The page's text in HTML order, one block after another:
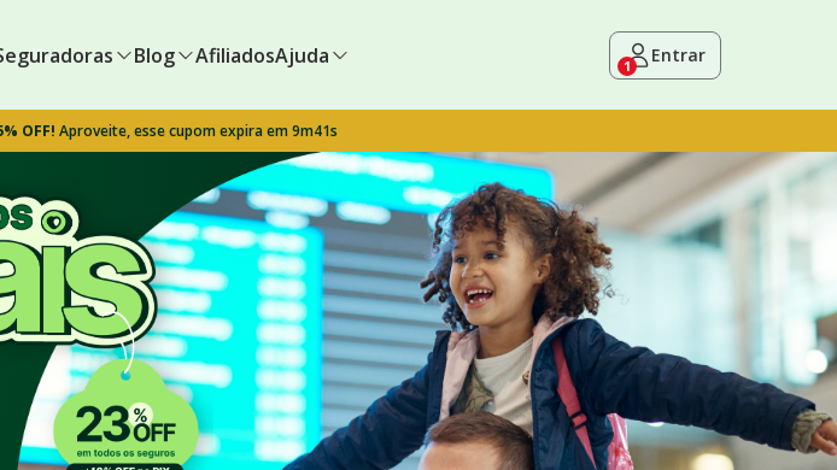
Blog AfiliadosAjuda 1 Entrar
OFF! Aproveite, esse cupom expira em 9m40s